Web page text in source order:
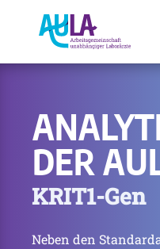
DER
KRIT1-Gen
Neben den